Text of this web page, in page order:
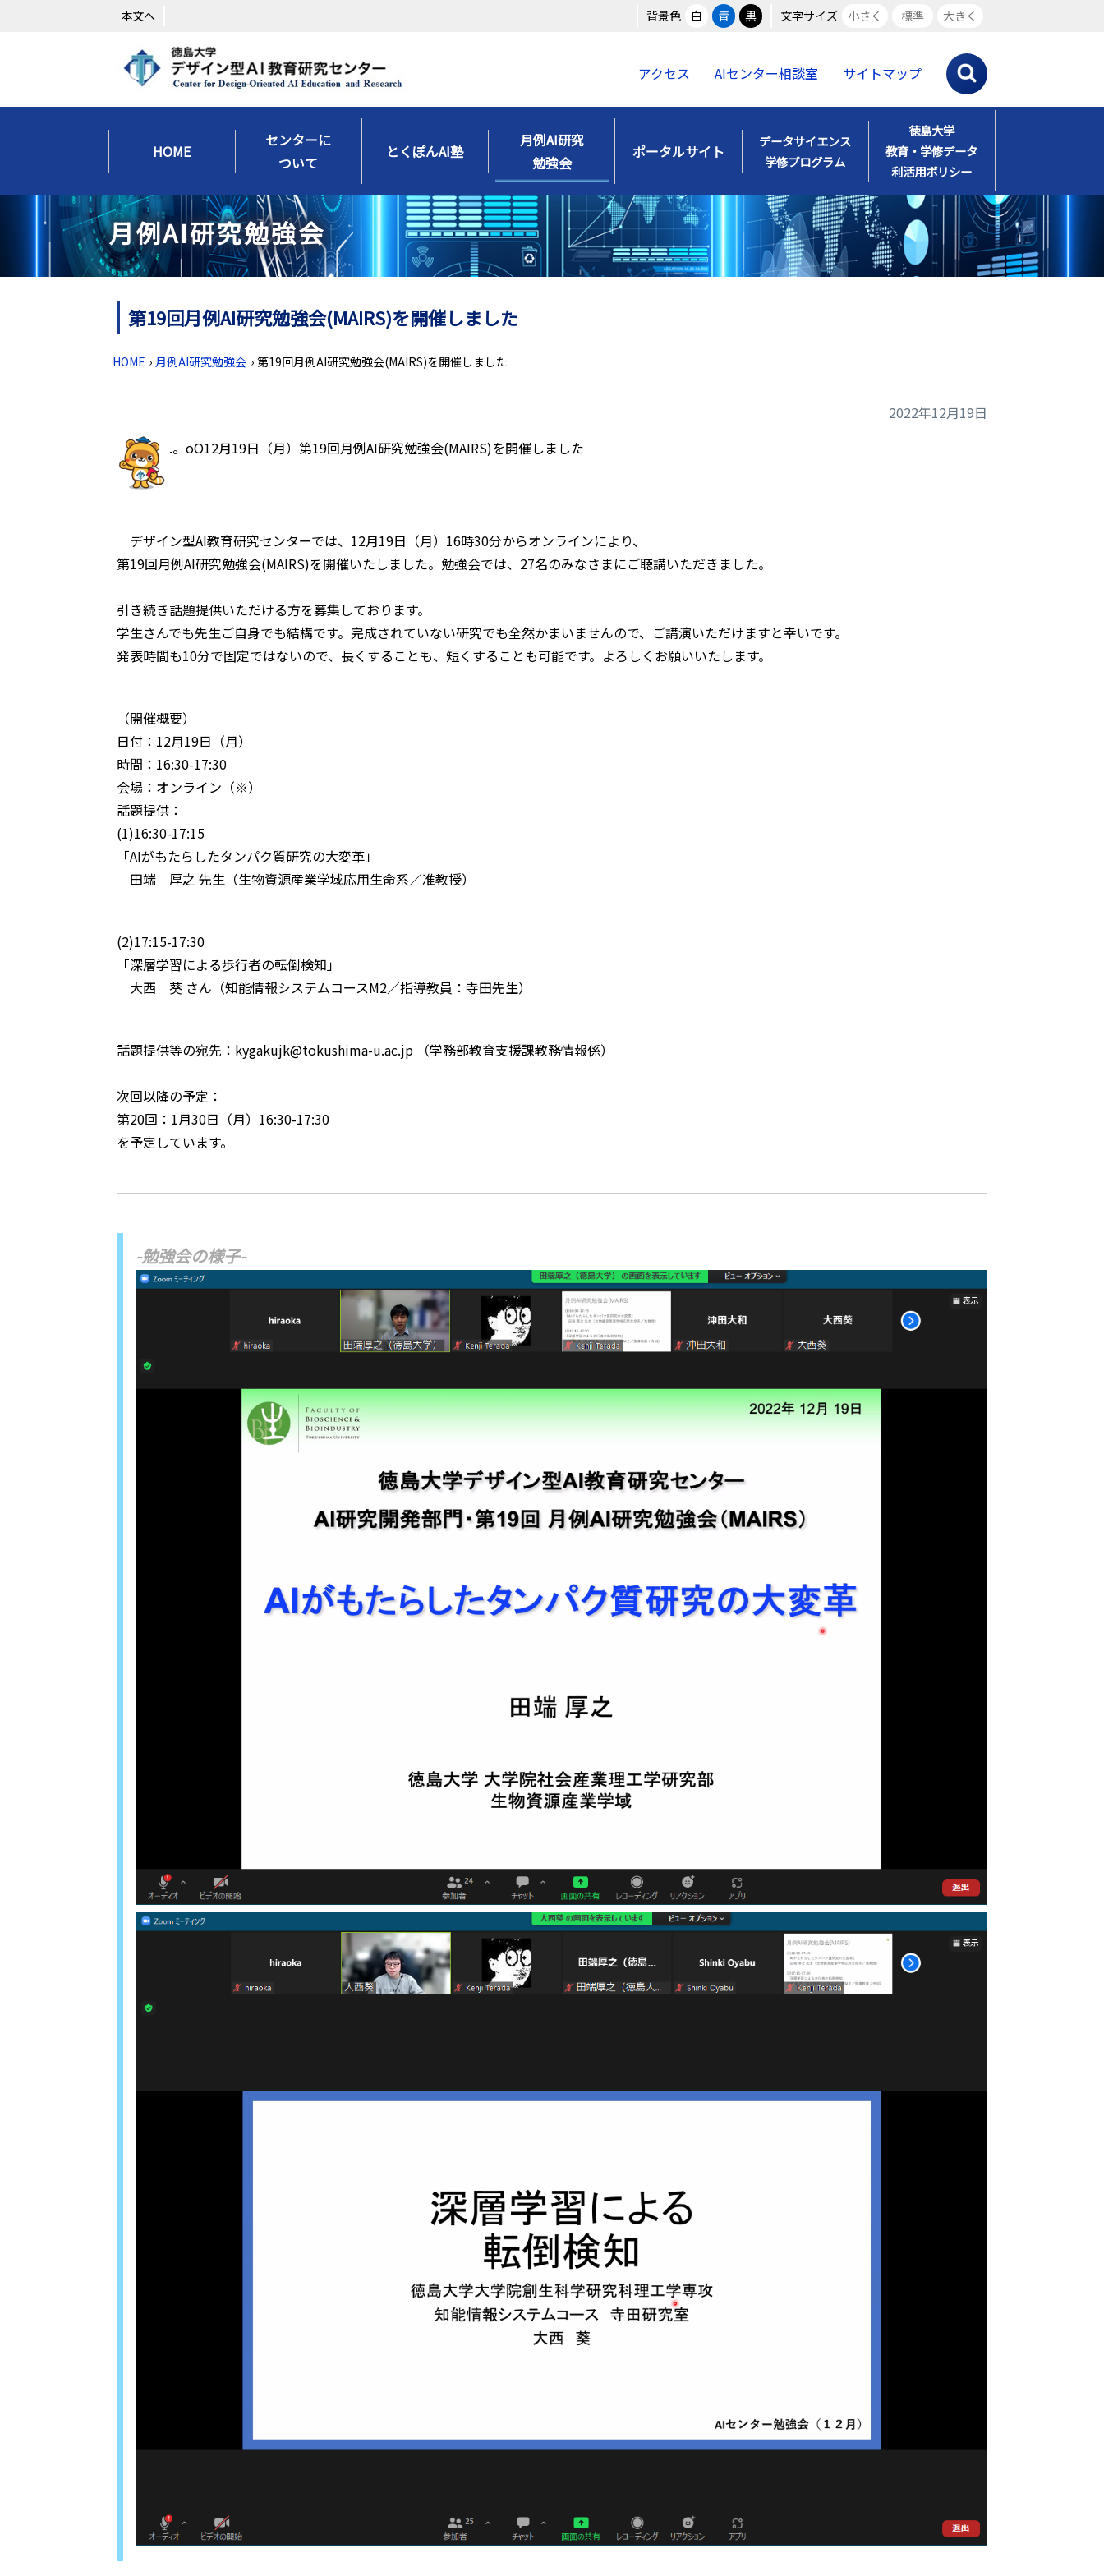
本文へ 背景色 白 青 黒 文字サイズ 小さく 標準 大きく
アクセス AIセンター相談室 サイトマップ
HOME
センターに
ついて
とくぽんAI塾
月例AI研究
勉強会
ポータルサイト
データサイエンス
学修プログラム
徳島大学
教育・学修データ
利活用ポリシー
月例AI研究勉強会
第19回月例AI研究勉強会(MAIRS)を開催しました
HOME › 月例AI研究勉強会 › 第19回月例AI研究勉強会(MAIRS)を開催しました
2022年12月19日
.。oO12月19日（月）第19回月例AI研究勉強会(MAIRS)を開催しました
デザイン型AI教育研究センターでは、12月19日（月）16時30分からオンラインにより、
第19回⽉例AI研究勉強会(MAIRS)を開催いたしました。勉強会では、27名のみなさまにご聴講いただきました。
引き続き話題提供いただける⽅を募集しております。
学⽣さんでも先⽣ご⾃⾝でも結構です。完成されていない研究でも全然かまいませんので、ご講演いただけますと幸いです。
発表時間も10分で固定ではないので、⻑くすることも、短くすることも可能です。よろしくお願いいたします。
（開催概要）
日付：12月19日（月）
時間：16:30-17:30
会場：オンライン（※）
話題提供：
(1)16:30-17:15
「AIがもたらしたタンパク質研究の大変革」
田端 厚之 先生（生物資源産業学域応用生命系／准教授）
(2)17:15-17:30
「深層学習による歩行者の転倒検知」
大西 葵 さん（知能情報システムコースM2／指導教員：寺田先生）
話題提供等の宛先：kygakujk@tokushima-u.ac.jp （学務部教育支援課教務情報係）
次回以降の予定：
第20回：1月30日（月）16:30-17:30
を予定しています。
-勉強会の様子-